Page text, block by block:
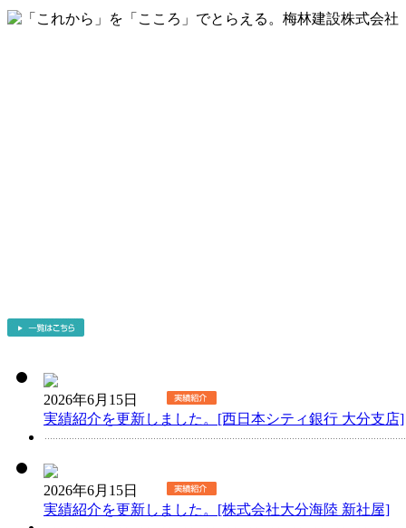
2026年6月15日
実績紹介を更新しました。[西日本シティ銀行 大分支店]
2026年6月15日
実績紹介を更新しました。[株式会社大分海陸 新社屋]